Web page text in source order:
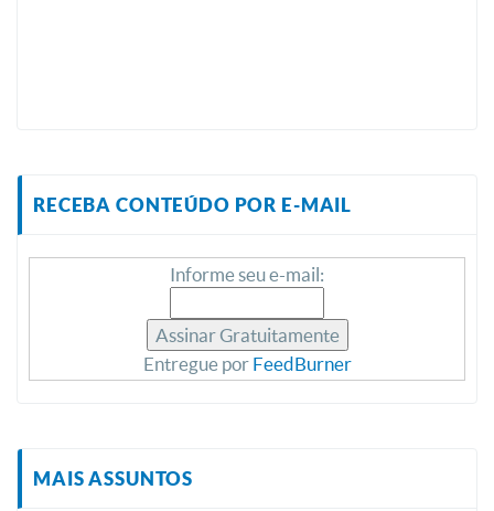
RECEBA CONTEÚDO POR E-MAIL
Informe seu e-mail:
Entregue porFeedBurner
MAIS ASSUNTOS